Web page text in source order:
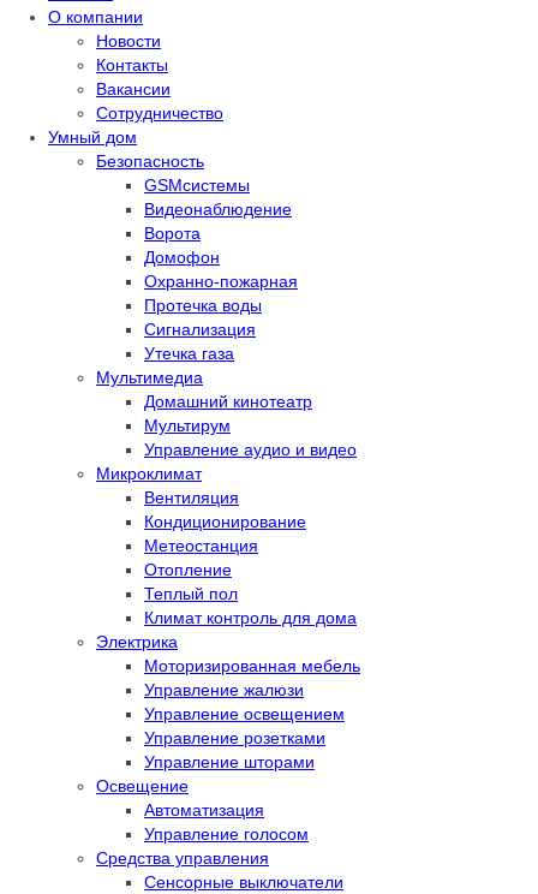
О компании
Новости
Контакты
Вакансии
Сотрудничество
Умный дом
Безопасность
GSMсистемы
Видеонаблюдение
Ворота
Домофон
Охранно-пожарная
Протечка воды
Сигнализация
Утечка газа
Мультимедиа
Домашний кинотеатр
Мультирум
Управление аудио и видео
Микроклимат
Вентиляция
Кондиционирование
Метеостанция
Отопление
Теплый пол
Климат контроль для дома
Электрика
Моторизированная мебель
Управление жалюзи
Управление освещением
Управление розетками
Управление шторами
Освещение
Автоматизация
Управление голосом
Средства управления
Сенсорные выключатели